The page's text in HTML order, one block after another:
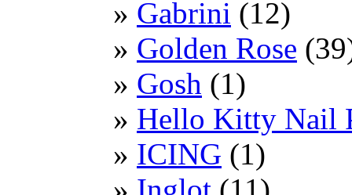
Gabrini (12)
Golden Rose
Gosh (1)
Hello Kitty Nail
ICING (1)